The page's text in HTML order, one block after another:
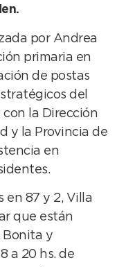
por Andrea
primaria en
de postas
del
la Dirección
y la Provincia de
en
en 87 y 2, Villa
que están
Bonita y
a 20 hs. de